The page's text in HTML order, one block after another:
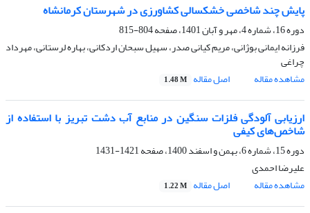
پایش چند شاخصی خشکسالی کشاورزی در شهرستان کرمانشاه
دوره 16، شماره 4، مهر و آبان 1401، صفحه
804-815
فرزانه ایمانی بوژانی، مریم کیانی صدر، سهیل سبحان اردکانی، بهاره لرستانی، مهرداد
چراغی
مشاهده مقاله
اصل مقاله 1.48 M
ارزیابی آلودگی فلزات سنگین در منابع آب دشت تبریز با استفاده از
شاخص‌های کیفی
دوره 15، شماره 6، بهمن و اسفند 1400، صفحه
1421-1431
علیرضا احمدی
مشاهده مقاله
اصل مقاله 1.22 M